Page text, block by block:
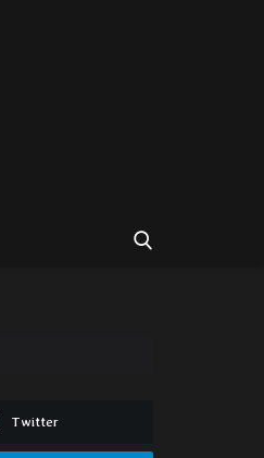
Twitter